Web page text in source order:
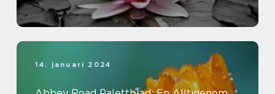
14. januari 2024